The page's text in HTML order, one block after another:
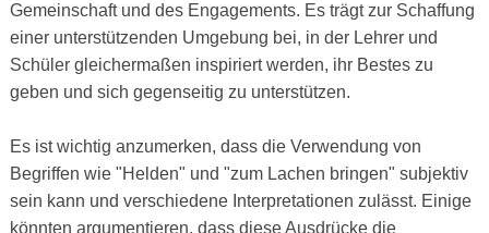
Gemeinschaft und des Engagements. Es trägt zur Schaffung
einer unterstützenden Umgebung bei, in der Lehrer und
Schüler gleichermaßen inspiriert werden, ihr Bestes zu
geben und sich gegenseitig zu unterstützen.
Es ist wichtig anzumerken, dass die Verwendung von
Begriffen wie "Helden" und "zum Lachen bringen" subjektiv
sein kann und verschiedene Interpretationen zulässt. Einige
könnten argumentieren, dass diese Ausdrücke die